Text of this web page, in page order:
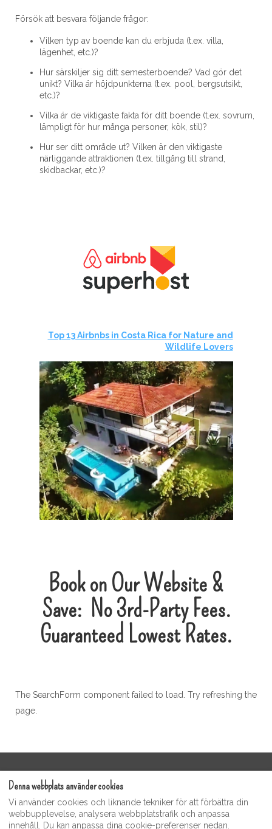
Försök att besvara följande frågor:
Vilken typ av boende kan du erbjuda (t.ex. villa,
lägenhet, etc.)?
Hur särskiljer sig ditt semesterboende? Vad gör det
unikt? Vilka är höjdpunkterna (t.ex. pool, bergsutsikt,
etc.)?
Vilka är de viktigaste fakta för ditt boende (t.ex. sovrum,
lämpligt för hur många personer, kök, stil)?
Hur ser ditt område ut? Vilken är den viktigaste
närliggande attraktionen (t.ex. tillgång till strand,
skidbackar, etc.)?
Top 13 Airbnbs in Costa Rica for Nature and
Wildlife Lovers
Book on Our Website &
Save: No3rd-Party Fees.
Guaranteed Lowest Rates.
The SearchForm component failed to load. Try refreshing the
page.
Användarvillkor
Moonshine Guest Video Gallery
Integritetspolicy
Denna webbplats använder cookies
Vi använder cookies och liknande tekniker för att förbättra din
webbupplevelse, analysera webbplatstrafik och anpassa
innehåll. Du kan anpassa dina cookie-preferenser nedan.